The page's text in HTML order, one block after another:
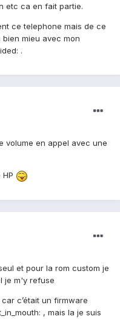
etc ca en fait partie.
ce telephone mais de ce
mieu avec mon
.
volume en appel avec une
et pour la rom custom je
je m'y refuse
c’était un firmware
, mais la je suis